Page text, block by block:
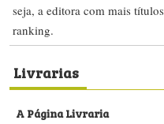
seja, a editora com mais
ranking.
Livrarias
A Página Livraria